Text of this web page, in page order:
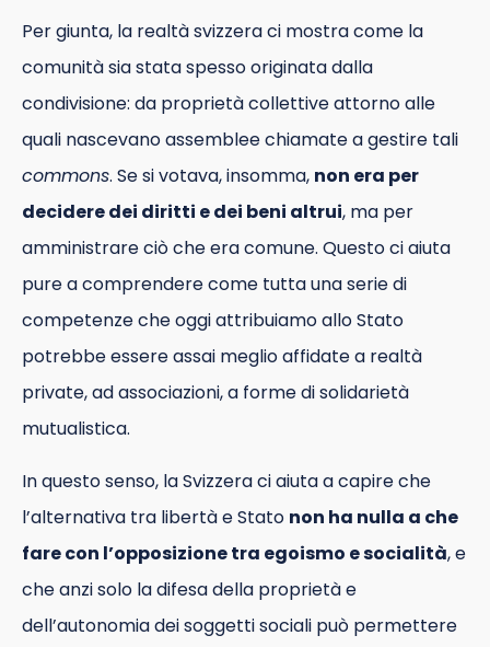
Per giunta, la realtà svizzera ci mostra come la
comunità sia stata spesso originata dalla
condivisione: da proprietà collettive attorno alle
quali nascevano assemblee chiamate a gestire tali
commons. Se si votava, insomma, non era per
decidere dei diritti e dei beni altrui, ma per
amministrare ciò che era comune. Questo ci aiuta
pure a comprendere come tutta una serie di
competenze che oggi attribuiamo allo Stato
potrebbe essere assai meglio affidate a realtà
private, ad associazioni, a forme di solidarietà
mutualistica.
In questo senso, la Svizzera ci aiuta a capire che
l’alternativa tra libertà e Stato non ha nulla a che
fare con l’opposizione tra egoismo e socialità, e
che anzi solo la difesa della proprietà e
dell’autonomia dei soggetti sociali può permettere